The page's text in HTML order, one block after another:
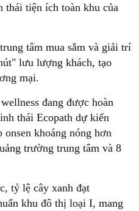
tiện ích toàn khu của
tâm mua sắm và giải trí
lưu lượng khách, tạo
mại.
đang được hoàn
thái Ecopath dự kiến
khoáng nóng hơn
trường trung tâm và 8
tỷ lệ cây xanh đạt
khu đô thị loại I, mang